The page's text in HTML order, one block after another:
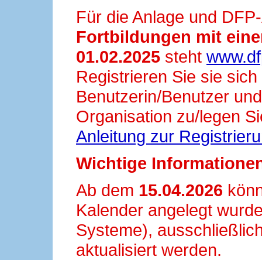
Für die Anlage und
Fortbildungen mit
01.02.2025 steht
Registrieren Sie sie
Benutzerin/Benutzer
Organisation zu/legen
Anleitung zur
Wichtige
Ab dem 15.04.2026
Kalender angelegt
Systeme),
aktualisiert werden.